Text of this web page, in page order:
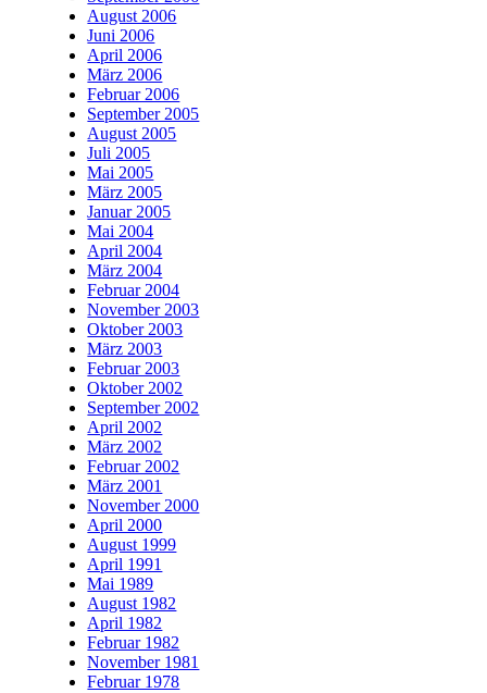
August 2006
Juni 2006
April 2006
März 2006
Februar 2006
September 2005
August 2005
Juli 2005
Mai 2005
März 2005
Januar 2005
Mai 2004
April 2004
März 2004
Februar 2004
November 2003
Oktober 2003
März 2003
Februar 2003
Oktober 2002
September 2002
April 2002
März 2002
Februar 2002
März 2001
November 2000
April 2000
August 1999
April 1991
Mai 1989
August 1982
April 1982
Februar 1982
November 1981
Februar 1978